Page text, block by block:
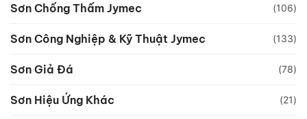
Sơn Chống Thấm Jymec (106)
Sơn Công Nghiệp & Kỹ Thuật Jymec (133)
Sơn Giả Đá (78)
Sơn Hiệu Ứng Khác (21)